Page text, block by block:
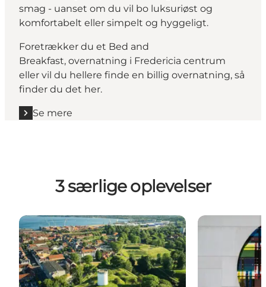
smag - uanset om du vil bo luksuriøst og
komfortabelt eller simpelt og hyggeligt.
Foretrækker du et Bed and
Breakfast, overnatning i Fredericia centrum
eller vil du hellere finde en billig overnatning, så
finder du det her.
Se mere
3 særlige oplevelser
Fredericia Vold